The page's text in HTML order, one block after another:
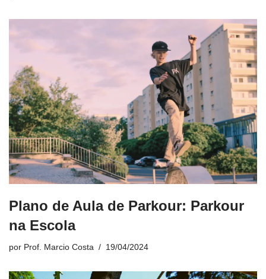
Plano de Aula de Parkour: Parkour
na Escola
por Prof. Marcio Costa 19/04/2024